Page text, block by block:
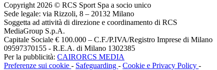
Copyright 2026 © RCS Sport Spa a socio unico
Sede legale: via Rizzoli, 8 – 20132 Milano
Soggetta ad attività di direzione e coordinamento di RCS
MediaGroup S.p.A.
Capitale Sociale € 100.000 – C.F./P.IVA/Registro Imprese di Milano
09597370155 - R.E.A. di Milano 1302385
Per la pubblicità: CAIRORCS MEDIA
Preferenze sui cookie - Safeguarding - Cookie e Privacy Policy -